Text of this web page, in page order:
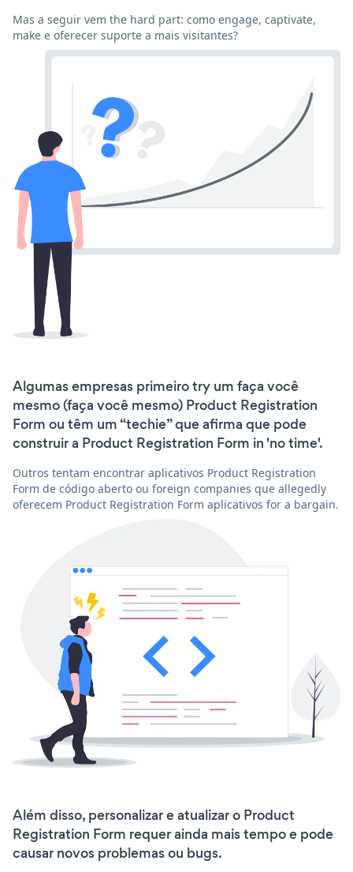
Mas a seguir vem the hard part: como engage, captivate,
make e oferecer suporte a mais visitantes?
Algumas empresas primeiro try um faça você
mesmo (faça você mesmo) Product Registration
Form ou têm um “techie” que afirma que pode
construir a Product Registration Form in 'no time'.
Outros tentam encontrar aplicativos Product Registration
Form de código aberto ou foreign companies que allegedly
oferecem Product Registration Form aplicativos for a bargain.
Além disso, personalizar e atualizar o Product
Registration Form requer ainda mais tempo e pode
causar novos problemas ou bugs.